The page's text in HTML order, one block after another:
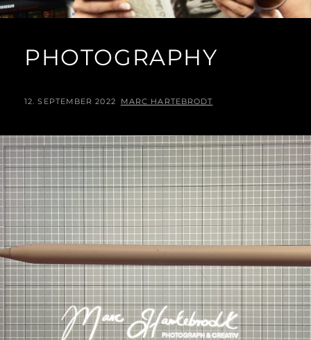
PHOTOGRAPHY
POSTED
12. SEPTEMBER 2022 BY
MARC HARTEBRODT